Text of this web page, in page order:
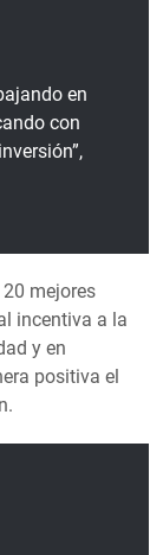
en
con
mejores
incentiva a la
y en
positiva el